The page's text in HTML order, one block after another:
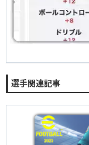
選手関連記事